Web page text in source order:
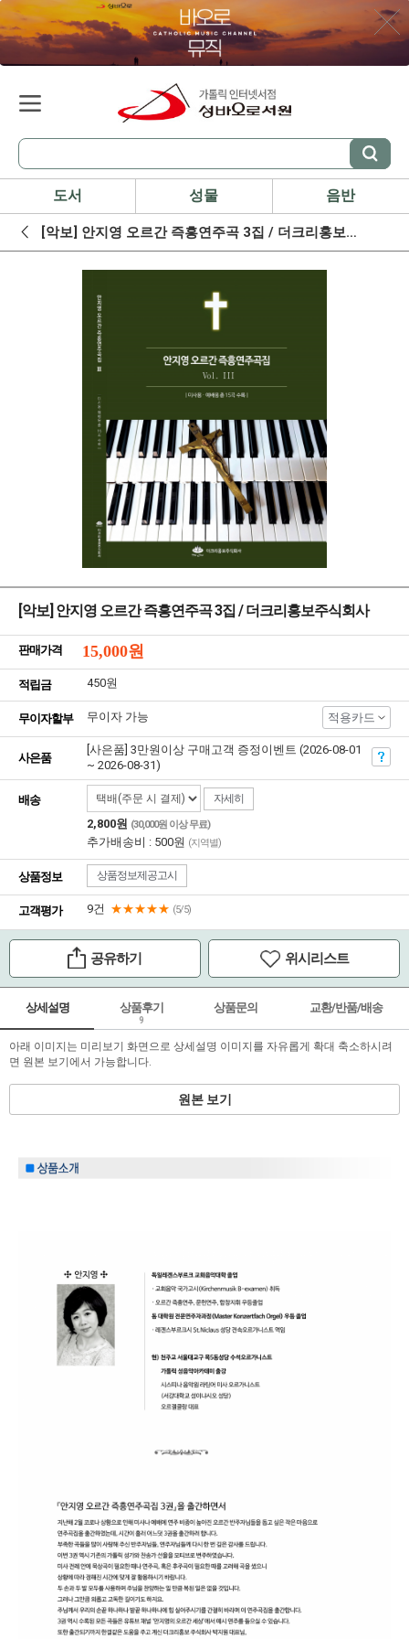
도서 성물 음반
[악보] 안지영 오르간 즉흥연주곡 3집 / 더크리홍보주식회사
[악보] 안지영 오르간 즉흥연주곡 3집 / 더크리홍보주식회사
판매가격 15,000원
적립금 450원
무이자할부 무이자 가능 적용카드
사은품
[사은품] 3만원이상 구매고객 증정이벤트 (2026-08-01
~ 2026-08-31)
배송 자세히
2,800원 (30,000원 이상 무료)
추가배송비 : 500원 (지역별)
상품정보 상품정보제공고시
고객평가 9건 ★★★★★ (5/5)
공유하기 위시리스트
상세설명 상품후기
9
상품문의 교환/반품/배송
아래 이미지는 미리보기 화면으로 상세설명 이미지를 자유롭게 확대 축소하시려
면 원본 보기에서 가능합니다.
원본 보기